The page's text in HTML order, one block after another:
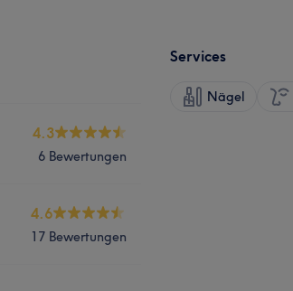
4.3
6 Bewertungen
4.6
17 Bewertungen
Services
Nägel